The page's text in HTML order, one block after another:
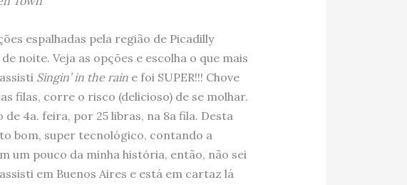
espalhadas pela região de Picadilly
noite. Veja as opções e escolha o que mais
Singin’ in the raine foi SUPER!!! Chove
filas, corre o risco (delicioso) de se molhar.
4a. feira, por 25 libras, na 8a fila. Desta
bom, super tecnológico, contando a
um pouco da minha história, então, não sei
em Buenos Aires e está em cartaz lá